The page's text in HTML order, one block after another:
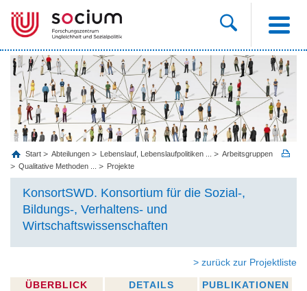
Start Abteilungen Lebenslauf, Lebenslaufpolitiken ...
Arbeitsgruppen
Qualitative Methoden ...
Projekte
KonsortSWD. Konsortium für die Sozial-,
Bildungs-, Verhaltens- und
Wirtschaftswissenschaften
> zurück zur Projektliste
ÜBERBLICK DETAILS PUBLIKATIONEN